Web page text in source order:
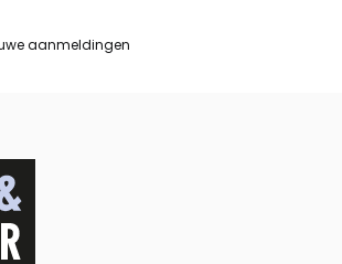
aanmeldingen